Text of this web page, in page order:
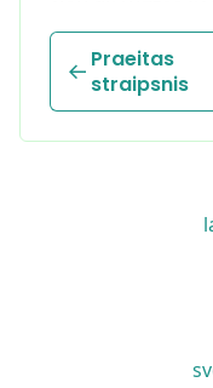
Praeitas
straipsnis